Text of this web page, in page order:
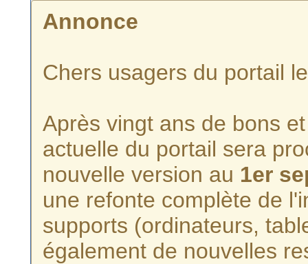
Annonce
Chers usagers du portail
Après vingt ans de bons
actuelle du portail sera
nouvelle version au 1er
une refonte complète de
supports (ordinateurs,
également de nouvelles